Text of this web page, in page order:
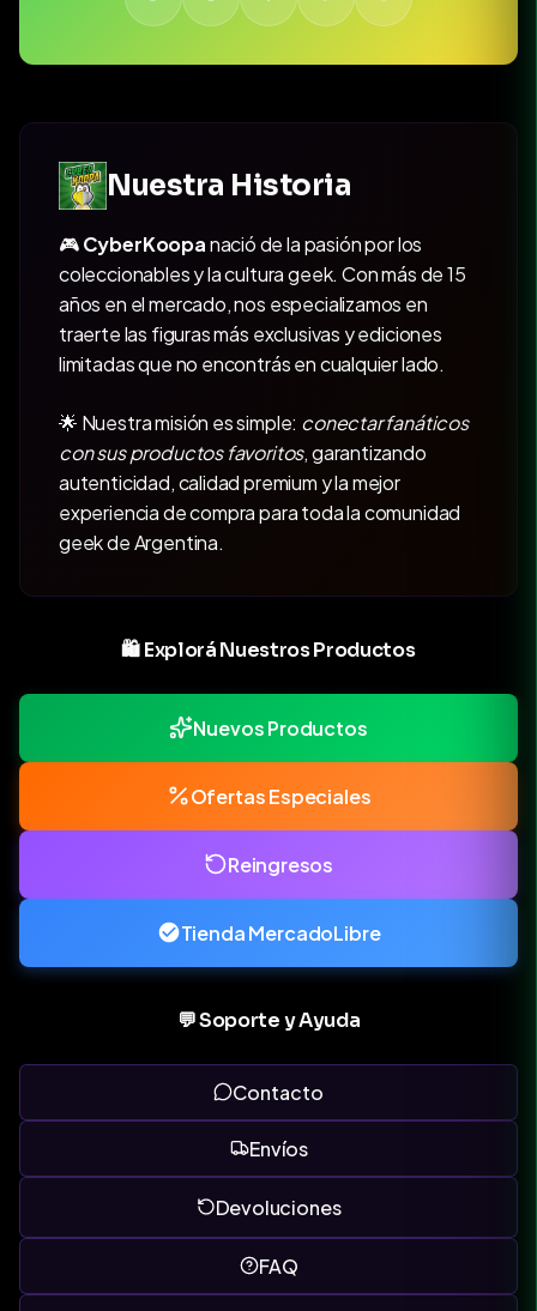
Nuestra Historia
🎮CyberKoopanació de la pasión por los
coleccionables y la cultura geek. Con más de 15
años en el mercado, nos especializamos en
traerte las figuras más exclusivas y ediciones
limitadas que no encontrás en cualquier lado.
🌟 Nuestra misión es simple: conectar fanáticos
con sus productos favoritos, garantizando
autenticidad, calidad premium y la mejor
experiencia de compra para toda la comunidad
geek de Argentina.
🛍️ Explorá Nuestros Productos
Nuevos Productos
Ofertas Especiales
Reingresos
Tienda MercadoLibre
💬 Soporte y Ayuda
Contacto
Envíos
Devoluciones
FAQ